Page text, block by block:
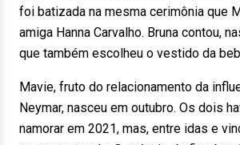
foi batizada na mesma cerimônia que
amiga Hanna Carvalho. Bruna contou,
que também escolheu o vestido da
Mavie, fruto do relacionamento da
Neymar, nasceu em outubro. Os dois
namorar em 2021, mas, entre idas e